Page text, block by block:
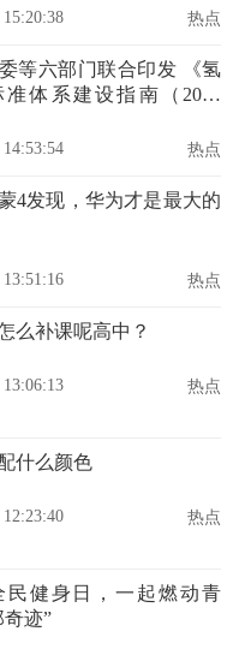
热点
等六部门联合印发 《氢
体系建设指南（2023
热点
4发现，华为才是最大的
热点
么补课呢高中？
热点
什么颜色
热点
民健身日，一起燃动青
奇迹”